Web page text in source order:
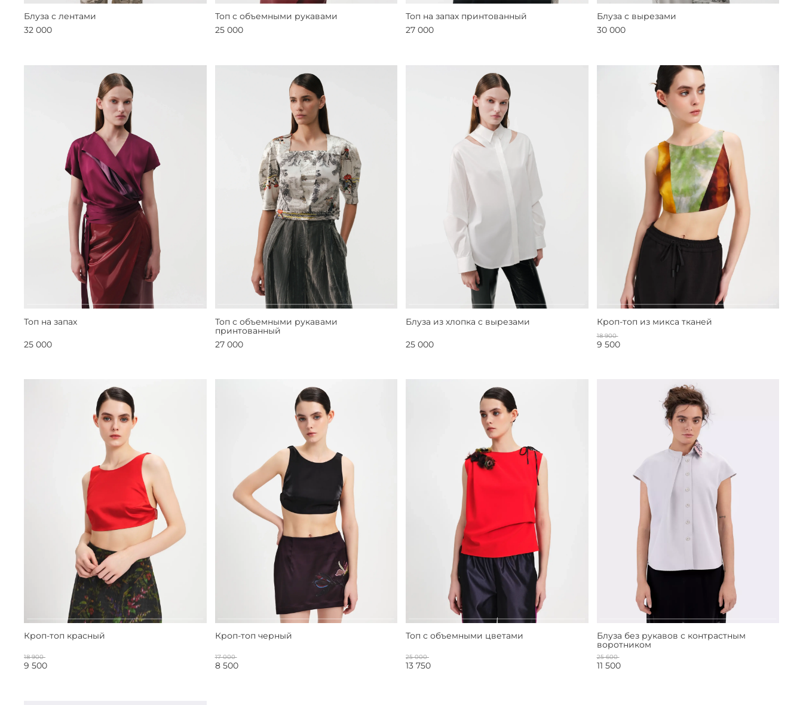
Блуза с лентами
32 000
Топ с объемными рукавами
25 000
Топ на запах принтованный
27 000
Блуза с вырезами
30 000
Топ на запах
25 000
Топ с объемными рукавами
принтованный
27 000
Блуза из хлопка с вырезами
25 000
Кроп-топ из микса тканей
18 900
9 500
Кроп-топ красный
18 900
9 500
Кроп-топ черный
17 000
8 500
Топ с объемными цветами
25 000
13 750
Блуза без рукавов с контрастным
воротником
25 600
11 500